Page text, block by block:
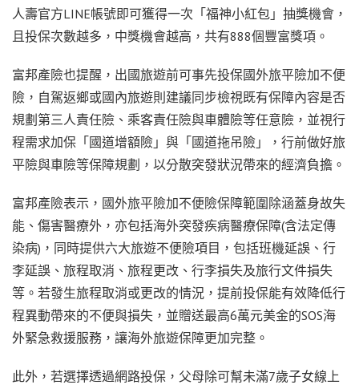
人壽官方LINE帳號即可獲得一次「福神小紅包」抽獎機會，
且投保次數越多，中獎機會越高，共有888個豐富獎項。
富邦產險也提醒，出國旅遊前可事先投保國外旅平險加不便
險，自駕返鄉或國內旅遊則建議同步檢視既有保障內容是否
規劃第三人責任險、乘客責任險與車體險等任意險，並視行
程需求加保「國道增額險」與「國道拖吊險」，行前做好旅
平險與車險等保障規劃，以分散突發狀況帶來的經濟負擔。
富邦產險表示，國外旅平險加不便險保障範圍除涵蓋身故失
能、傷害醫療外，亦包括海外突發疾病醫療保障(含法定傳
染病)，同時提供六大旅遊不便險項目，包括班機延誤、行
李延誤、旅程取消、旅程更改、行李損失及旅行文件損失
等。若發生旅程取消或更改的情況，提前投保能有效降低行
程異動帶來的不便與損失，並贈送最高6萬元美金的SOS海
外緊急救援服務，讓海外旅遊保障更加完整。
此外，若選擇透過網路投保，父母除可幫未滿7歲子女線上